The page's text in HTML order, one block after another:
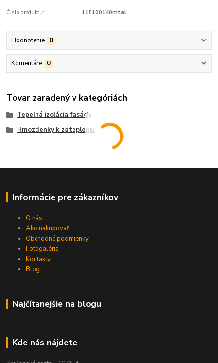
Číslo produktu: 115100140mtal
Hodnotenie 0
Komentáre 0
Tovar zaradený v kategóriách
Tepelná izolácia fasády
Hmozdenky k zatepleniu
Informácie pre zákazníkov
O nás
Ako nakupovať
Obchodné podmienky
Fotogaléria
Kontakty
Blog
Najčítanejšie na blogu
Kde nás nájdete